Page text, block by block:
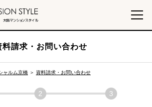
料請求・お問い合わせ
ャルム京橋 ＞ 資料請求・お問い合わせ